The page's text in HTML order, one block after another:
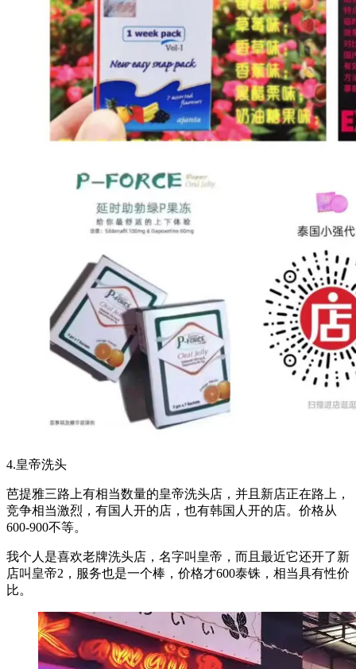
4.皇帝洗头
芭提雅三路上有相当数量的皇帝洗头店，并且新店正在路上，
竞争相当激烈，有国人开的店，也有韩国人开的店。价格从
600-900不等。
我个人是喜欢老牌洗头店，名字叫皇帝，而且最近它还开了新
店叫皇帝2，服务也是一个棒，价格才600泰铢，相当具有性价
比。